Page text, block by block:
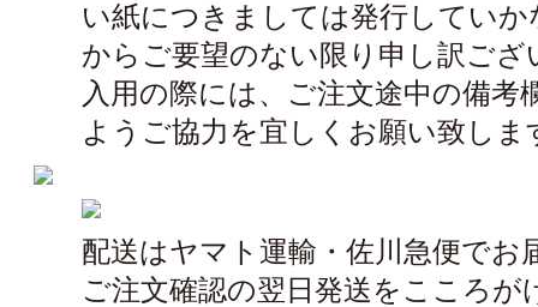
い紙につきましては発行してい
からご要望のない限り申し訳ご
入用の際には、ご注文途中の備
ようご協力を宜しくお願い致しま
配送はヤマト運輸・佐川急便でお
ご注文確認の翌日発送をこころ